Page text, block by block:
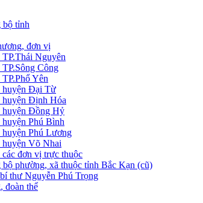
tỉnh
đơn vị
Nguyên
Công
Yên
huyện Đại Từ
Định Hóa
Đồng Hỷ
Phú Bình
Phú Lương
Võ Nhai
đơn vị trực thuộc
bộ phường, xã thuộc tỉnh Bắc Kạn (cũ)
thư Nguyễn Phú Trọng
đoàn thể